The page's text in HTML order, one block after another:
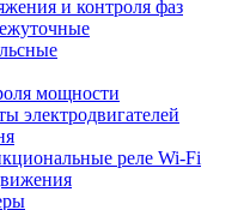
и контроля фаз
мощности
электродвигателей
реле Wi-Fi